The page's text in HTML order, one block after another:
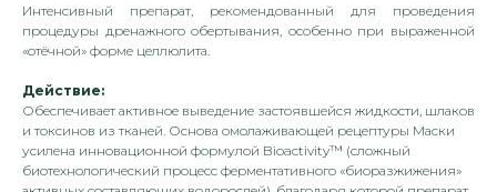
Интенсивный препарат, рекомендованный для проведения
процедуры дренажного обертывания, особенно при выраженной
«отёчной» форме целлюлита.
Действие:
Обеспечивает активное выведение застоявшейся жидкости, шлаков
и токсинов из тканей. Основа омолаживающей рецептуры Маски
усилена инновационной формулой Bioactivity™ (сложный
биотехнологический процесс ферментативного «биоразжижения»